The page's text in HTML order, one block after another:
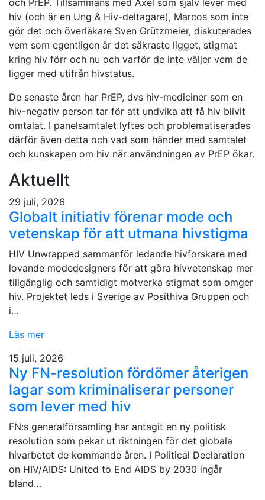
hiv (och är en Ung & Hiv-deltagare), Marcos som inte
gör det och överläkare Sven Grützmeier, diskuterades
vem som egentligen är det säkraste ligget, stigmat
kring hiv förr och nu och varför de inte väljer vem de
ligger med utifrån hivstatus.
De senaste åren har PrEP, dvs hiv-mediciner som en
hiv-negativ person tar för att undvika att få hiv blivit
omtalat. I panelsamtalet lyftes och problematiserades
därför även detta och vad som händer med samtalet
och kunskapen om hiv när användningen av PrEP ökar.
Aktuellt
29 juli, 2026
Globalt initiativ förenar mode och
vetenskap för att utmana hivstigma
HIV Unwrapped sammanför ledande hivforskare med
lovande modedesigners för att göra hivvetenskap mer
tillgänglig och samtidigt motverka stigmat som omger
hiv. Projektet leds i Sverige av Posithiva Gruppen och
i…
Läs mer
15 juli, 2026
Ny FN-resolution fördömer återigen
lagar som kriminaliserar personer
som lever med hiv
FN:s generalförsamling har antagit en ny politisk
resolution som pekar ut riktningen för det globala
hivarbetet de kommande åren. I Political Declaration
on HIV/AIDS: United to End AIDS by 2030 ingår
bland…